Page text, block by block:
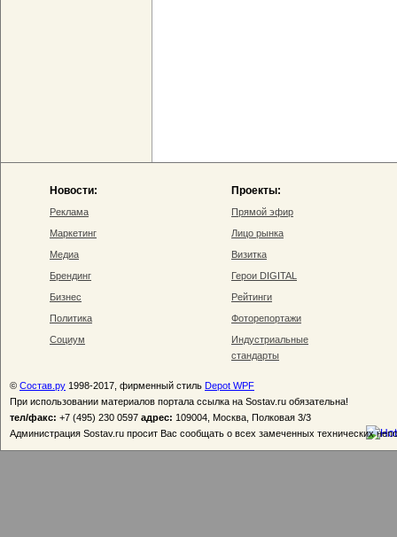
Новости:
Реклама
Маркетинг
Медиа
Брендинг
Бизнес
Политика
Социум
Проекты:
Прямой эфир
Лицо рынка
Визитка
Герои DIGITAL
Рейтинги
Фоторепортажи
Индустриальные
стандарты
© Состав.ру 1998-2017, фирменный стиль Depot WPF
При использовании материалов портала ссылка на Sostav.ru обязательна!
тел/факс: +7 (495) 230 0597 адрес: 109004, Москва, Полковая 3/3
Администрация Sostav.ru просит Вас сообщать о всех замеченных технических